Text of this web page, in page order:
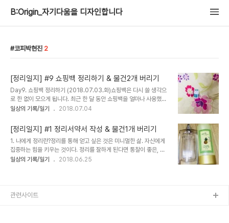
B:Origin_자기다움을 디자인합니다
코피박현진 2
[정리일지] #9 쇼핑백 정리하기 & 물건2개 버리기
Day9. 쇼핑백 정리하기 (2018.07.03.화)쇼핑백은 다시 쓸 생각으
로 한 없이 모으게 됩니다. 최근 한 달 동안 쇼핑백을 얼마나 사용했는
지 생각해 보고 쓸 만큼만 남기세요. 아름다운 가게에 기증하면 구매고
마세요!• 미션일지 작성하실 때, 새로 알게 되거나 배운 것에 대한 소
감을 적어보세요. 준비물 가위 정리 가이드1단계 - 크기별(대,중,소)로
보유해야 할 쇼핑백의 수량을 정한다.2단계 - 크기별(대,중,소)로 분
류한다.3단계 - 1단계에서 정한 수량만큼 예쁘고, 튼튼한 것만 남긴
다.4단계 - 가장 크고 튼튼한 쇼핑백에 남은 쇼핑백을 담는다.5단계
일상의 기록/일기 2018.07.04
[정리일지] #1 정리서약서 작성 & 물건1개 버리기
1. 나에게 정리란?정리를 통해 얻고 싶은 것은 미니멀한 삶. 자신에게
집중하는 힘을 키우는 것이다. 정리를 잘하게 된다면 통찰이 좋은, 언
행일치하는 코치가 될 것이다. 정리를 안해서 낭패본 적은 급할 때 미
애할 것인가?① 매일 규칙적으로 정리에 할애할 수 있는 최대 시간은?
일상의 기록/일기 2018.06.25
관련사이트